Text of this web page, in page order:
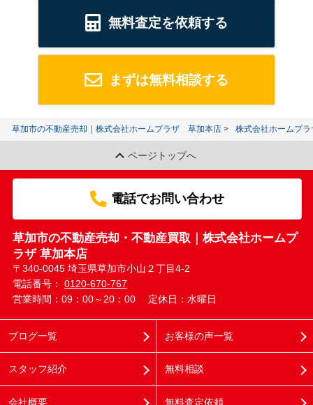
無料査定を依頼する
まずは無料相談する
草加市の不動産売却｜株式会社ホームプラザ 草加本店 株式会社ホームプ
ページトップへ
電話でお問い合わせ
草加市の不動産売却・不動産買取｜株式会社ホームプ
ラザ 草加本店
〒340-0045 埼玉県草加市小山２丁目4-2
電話番号： 0120-670-767
営業時間：09：00～20：00
定休日：水曜日
ブログ一覧
スタッフ紹介
会社概要
お客様の声一覧
無料相談
無料査定依頼